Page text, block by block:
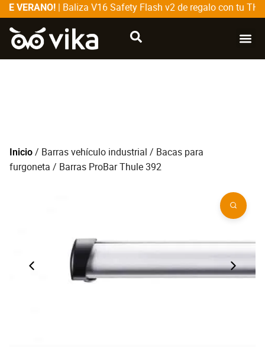
VERANO!| Baliza V16 Safety Flash v2 de regalo con tu
Inicio / Barras vehículo industrial / Bacas para
furgoneta / Barras ProBar Thule 392